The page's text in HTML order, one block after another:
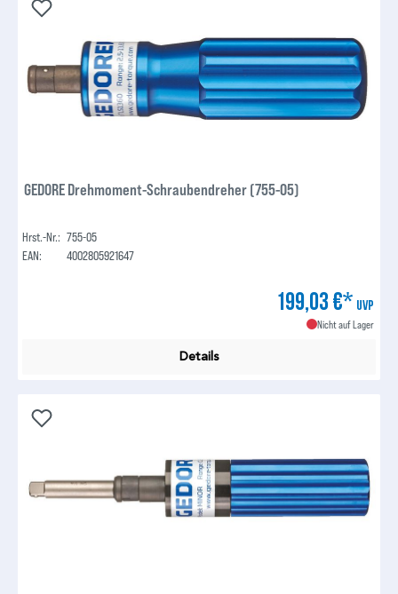
GEDORE Drehmoment-Schraubendreher (755-05)
Hrst.-Nr.: 755-05
EAN:
4002805921647
199,03 €* UVP
Nicht auf Lager
Details